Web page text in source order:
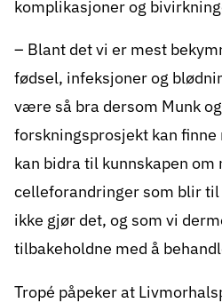
komplikasjoner og
– Blant det vi er mest
fødsel, infeksjoner og
være så bra dersom Munk
forskningsprosjekt kan finne
kan bidra til kunnskapen om
celleforandringer som blir
ikke gjør det, og som vi
tilbakeholdne med å
Tropé påpeker at